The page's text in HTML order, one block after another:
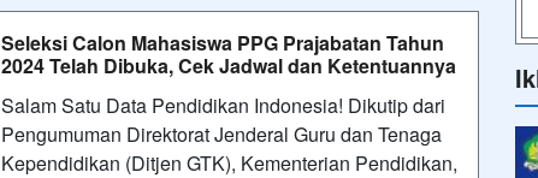
Seleksi Calon Mahasiswa PPG Prajabatan Tahun
2024 Telah Dibuka, Cek Jadwal dan Ketentuannya
Salam Satu Data Pendidikan Indonesia! Dikutip dari
Pengumuman Direktorat Jenderal Guru dan Tenaga
Kependidikan (Ditjen GTK), Kementerian Pendidikan,